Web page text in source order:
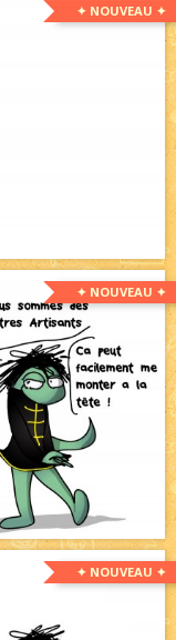
✦ NOUVEAU ✦
✦ NOUVEAU ✦
✦ NOUVEAU ✦